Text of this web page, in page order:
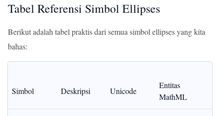
Tabel Referensi Simbol Ellipses
Berikut adalah tabel praktis dari semua simbol ellipses yang kita
bahas:
Simbol Deskripsi Unicode
Entitas
MathML